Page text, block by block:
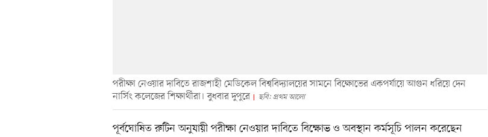
পরীক্ষা নেওয়ার দাবিতে রাজশাহী মেডিকেল বিশ্ববিদ্যালয়ের সামনে বিক্ষোভের একপর্যায়ে আগুন ধরিয়ে দেন
নার্সিং কলেজের শিক্ষার্থীরা। বুধবার দুপুরে
ছবি: প্রথম আলো
পূর্বঘোষিত রুটিন অনুযায়ী পরীক্ষা নেওয়ার দাবিতে বিক্ষোভ ও অবস্থান কর্মসূচি পালন করেছেন